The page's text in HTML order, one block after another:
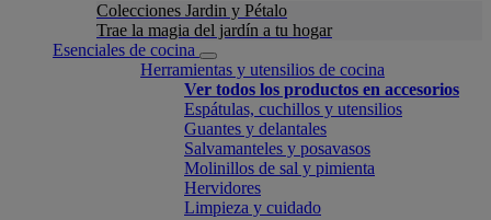
Colecciones Jardin y Pétalo
Trae la magia del jardín a tu hogar
Esenciales de cocina
Herramientas y utensilios de cocina
Ver todos los productos en accesorios
Espátulas, cuchillos y utensilios
Guantes y delantales
Salvamanteles y posavasos
Molinillos de sal y pimienta
Hervidores
Limpieza y cuidado